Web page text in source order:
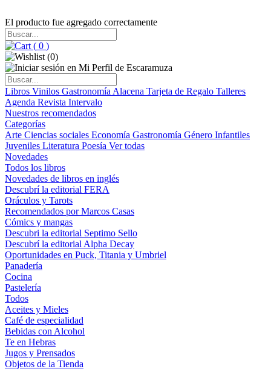
El producto fue agregado correctamente
( 0 )
(0)
Libros Vinilos Gastronomía Alacena Tarjeta de Regalo Talleres
Agenda Revista Intervalo
Nuestros recomendados
Categorías
Arte Ciencias sociales Economía Gastronomía Género Infantiles
Juveniles Literatura Poesía Ver todas
Novedades
Todos los libros
Novedades de libros en inglés
Descubrí la editorial FERA
Oráculos y Tarots
Recomendados por Marcos Casas
Cómics y mangas
Descubri la editorial Septimo Sello
Descubrí la editorial Alpha Decay
Oportunidades en Puck, Titania y Umbriel
Panadería
Cocina
Pastelería
Todos
Aceites y Mieles
Café de especialidad
Bebidas con Alcohol
Te en Hebras
Jugos y Prensados
Objetos de la Tienda